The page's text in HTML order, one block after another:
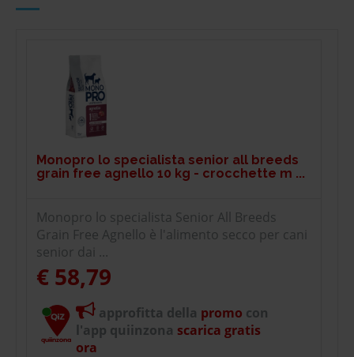
Monopro lo specialista senior all breeds
grain free agnello 10 kg - crocchette m ...
Monopro lo specialista Senior All Breeds
Grain Free Agnello è l'alimento secco per cani
senior dai ...
€ 58,79
approfitta della promo con
l'app quiinzona scarica gratis
ora